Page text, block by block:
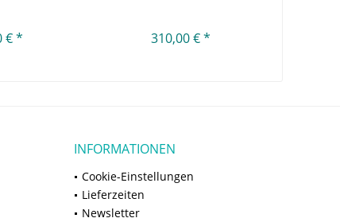
€ * 310,00 € *
INFORMATIONEN
Cookie-Einstellungen
Lieferzeiten
Newsletter